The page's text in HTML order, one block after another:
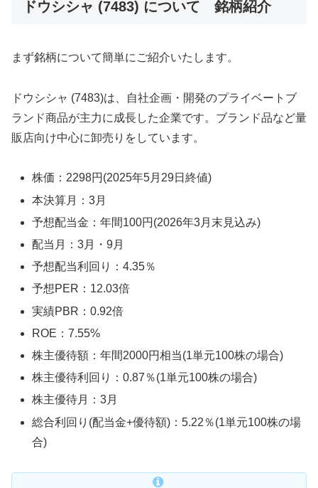
ドウシシャ (7483) について 銘柄紹介
まず銘柄について簡単にご紹介いたします。
ドウシシャ (7483)は、自社企画・開発のプライベートブ
ランド商品が主力に成長した企業です。ブランド品など量
販店向け中心に卸売りをしています。
株価：2298円(2025年5月29日終値)
本決算月：3月
予想配当金：年間100円(2026年3月末見込み)
配当月：3月・9月
予想配当利回り：4.35％
予想PER：12.03倍
実績PBR：0.92倍
ROE：7.55%
株主優待額：年間2000円相当(1単元100株の場合)
株主優待利回り：0.87％(1単元100株の場合)
株主優待月：3月
総合利回り(配当金+優待額)：5.22％(1単元100株の場
合)